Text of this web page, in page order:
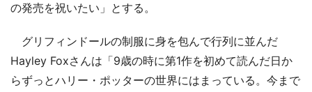
の発売を祝いたい」とする。
グリフィンドールの制服に身を包んで行列に並んだ
Hayley Foxさんは「9歳の時に第1作を初めて読んだ日か
らずっとハリー・ポッターの世界にはまっている。今まで